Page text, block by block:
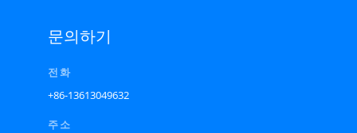
문의하기
전화
+86-13613049632
주소